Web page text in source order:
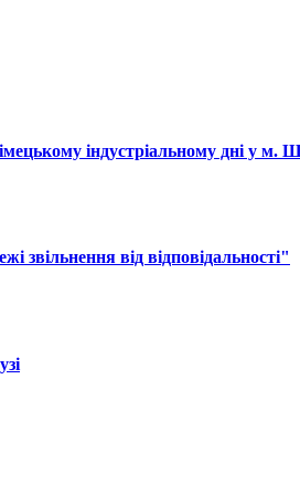
індустріальному дні у м.
від відповідальності"